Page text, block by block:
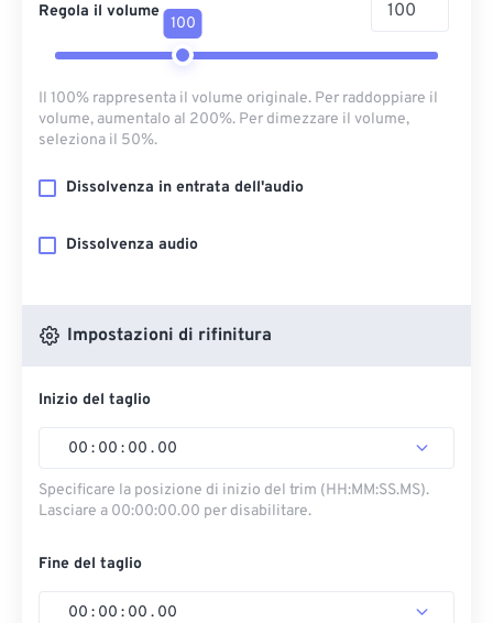
Regola il volume
100
Il 100% rappresenta il volume originale. Per raddoppiare il
volume, aumentalo al 200%. Per dimezzare il volume,
seleziona il 50%.
Dissolvenza in entrata dell'audio
Dissolvenza audio
Impostazioni di rifinitura
Inizio del taglio
00 : 00 : 00 . 00
Specificare la posizione di inizio del trim (HH:MM:SS.MS).
Lasciare a 00:00:00.00 per disabilitare.
Fine del taglio
00 : 00 : 00 . 00